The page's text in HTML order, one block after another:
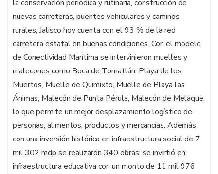
la conservación periódica y rutinaria, construcción de
nuevas carreteras, puentes vehiculares y caminos
rurales, Jalisco hoy cuenta con el 93 % de la red
carretera estatal en buenas condiciones. Con el modelo
de Conectividad Marítima se intervinieron muelles y
malecones como Boca de Tomatlán, Playa de los
Muertos, Muelle de Quimixto, Muelle de Playa las
Ánimas, Malecón de Punta Pérula, Malecón de Melaque,
lo que permite un mejor desplazamiento logístico de
personas, alimentos, productos y mercancías. Además
con una inversión histórica en infraestructura social de 7
mil 302 mdp se realizaron 340 obras; se invirtió en
infraestructura educativa con un monto de 11 mil 976